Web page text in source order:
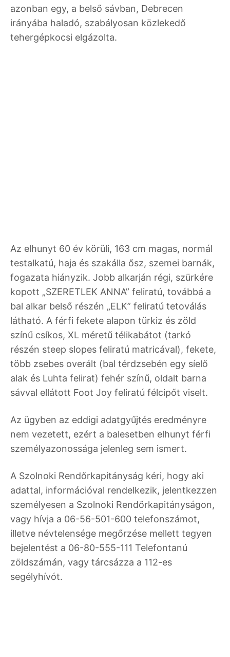
azonban egy, a belső sávban, Debrecen
irányába haladó, szabályosan közlekedő
tehergépkocsi elgázolta.
Az elhunyt 60 év körüli, 163 cm magas, normál
testalkatú, haja és szakálla ősz, szemei barnák,
fogazata hiányzik. Jobb alkarján régi, szürkére
kopott „SZERETLEK ANNA” feliratú, továbbá a
bal alkar belső részén „ELK” feliratú tetoválás
látható. A férfi fekete alapon türkiz és zöld
színű csíkos, XL méretű télikabátot (tarkó
részén steep slopes feliratú matricával), fekete,
több zsebes overált (bal térdzsebén egy síelő
alak és Luhta felirat) fehér színű, oldalt barna
sávval ellátott Foot Joy feliratú félcipőt viselt.
Az ügyben az eddigi adatgyűjtés eredményre
nem vezetett, ezért a balesetben elhunyt férfi
személyazonossága jelenleg sem ismert.
A Szolnoki Rendőrkapitányság kéri, hogy aki
adattal, információval rendelkezik, jelentkezzen
személyesen a Szolnoki Rendőrkapitányságon,
vagy hívja a 06-56-501-600 telefonszámot,
illetve névtelensége megőrzése mellett tegyen
bejelentést a 06-80-555-111 Telefontanú
zöldszámán, vagy tárcsázza a 112-es
segélyhívót.